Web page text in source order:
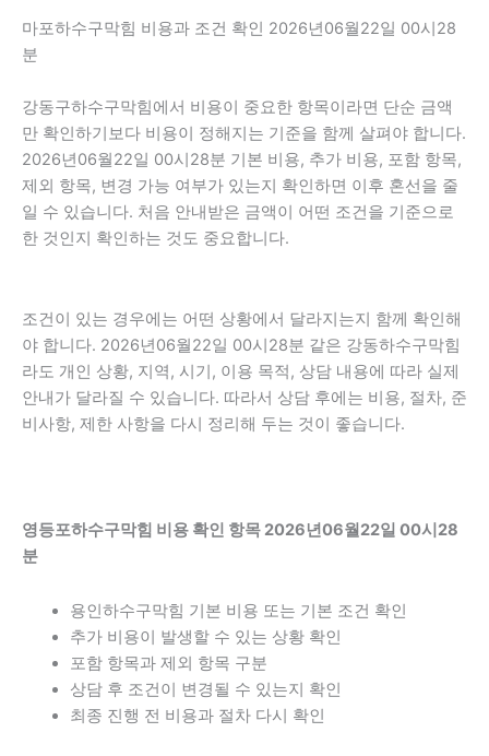
마포하수구막힘 비용과 조건 확인 2026년06월22일 00시28
분
강동구하수구막힘에서 비용이 중요한 항목이라면 단순 금액
만 확인하기보다 비용이 정해지는 기준을 함께 살펴야 합니다.
2026년06월22일 00시28분 기본 비용, 추가 비용, 포함 항목,
제외 항목, 변경 가능 여부가 있는지 확인하면 이후 혼선을 줄
일 수 있습니다. 처음 안내받은 금액이 어떤 조건을 기준으로
한 것인지 확인하는 것도 중요합니다.
조건이 있는 경우에는 어떤 상황에서 달라지는지 함께 확인해
야 합니다. 2026년06월22일 00시28분 같은 강동하수구막힘
라도 개인 상황, 지역, 시기, 이용 목적, 상담 내용에 따라 실제
안내가 달라질 수 있습니다. 따라서 상담 후에는 비용, 절차, 준
비사항, 제한 사항을 다시 정리해 두는 것이 좋습니다.
영등포하수구막힘 비용 확인 항목 2026년06월22일 00시28
분
용인하수구막힘 기본 비용 또는 기본 조건 확인
추가 비용이 발생할 수 있는 상황 확인
포함 항목과 제외 항목 구분
상담 후 조건이 변경될 수 있는지 확인
최종 진행 전 비용과 절차 다시 확인